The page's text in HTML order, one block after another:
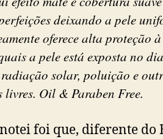
deixando a pele
oferece alta proteção
a pele está exposta no
solar, poluição e
Oil & Paraben Free.
foi que, diferente do